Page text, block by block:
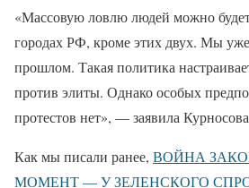
«Массовую ловлю людей можно
городах РФ, кроме этих двух. Мы
прошлом. Такая политика
против элиты. Однако особых
протестов нет», — заявила
Как мы писали ранее, ВОЙНА
МОМЕНТ — У ЗЕЛЕНСКОГО